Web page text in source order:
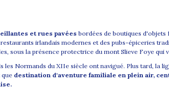
et rues pavées bordées de boutiques d'objets
irlandais modernes et des pubs-épiceries
sous la présence protectrice du mont Slieve Foye qui
Normands du XIIe siècle ont navigué. Plus tard, la
que destination d'aventure familiale en plein air,